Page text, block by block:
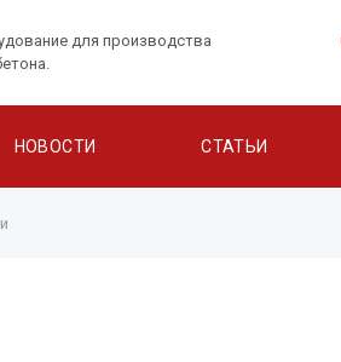
для производства
НОВОСТИ СТАТЬИ